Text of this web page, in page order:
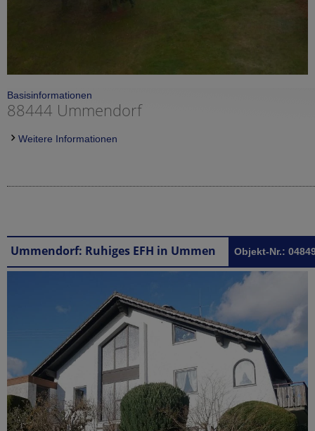
Basisinformationen
88444 Ummendorf
Weitere Informationen
Objekt-Nr.: